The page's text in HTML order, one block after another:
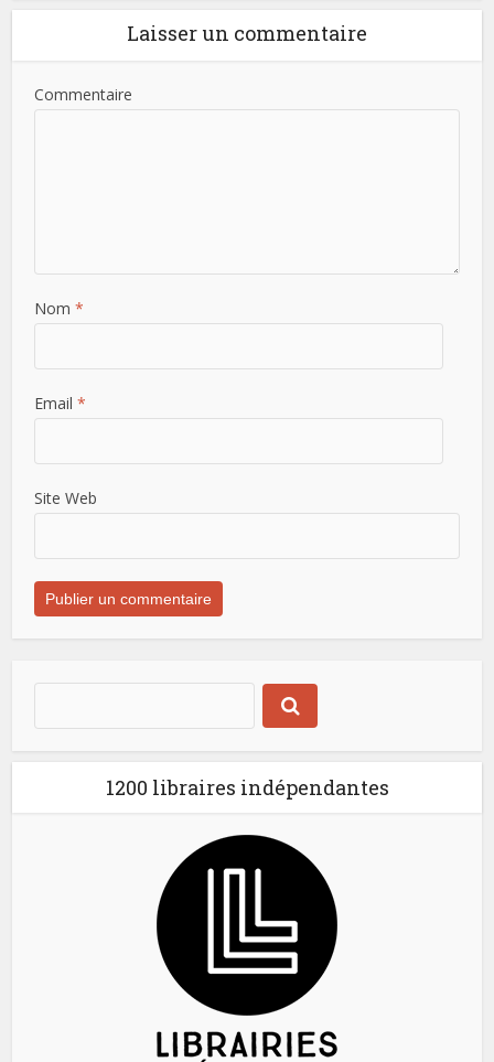
Laisser un commentaire
Commentaire
Nom *
Email *
Site Web
1200 libraires indépendantes